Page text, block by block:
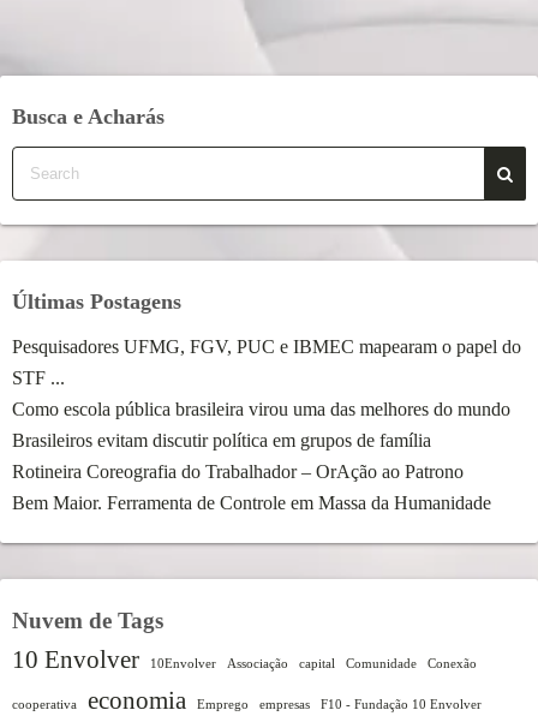
Busca e Acharás
Últimas Postagens
Pesquisadores UFMG, FGV, PUC e IBMEC mapearam o papel do
STF ...
Como escola pública brasileira virou uma das melhores do mundo
Brasileiros evitam discutir política em grupos de família
Rotineira Coreografia do Trabalhador – OrAção ao Patrono
Bem Maior. Ferramenta de Controle em Massa da Humanidade
Nuvem de Tags
10 Envolver 10Envolver Associação capital Comunidade Conexão
cooperativa economia Emprego empresas F10 - Fundação 10 Envolver